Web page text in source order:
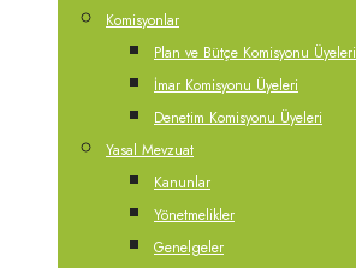
Komisyonlar
Plan ve Bütçe Komisyonu Üyeleri
İmar Komisyonu Üyeleri
Denetim Komisyonu Üyeleri
Yasal Mevzuat
Kanunlar
Yönetmelikler
Genelgeler